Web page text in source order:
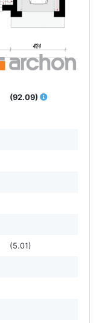
(92.09)
(5.01)